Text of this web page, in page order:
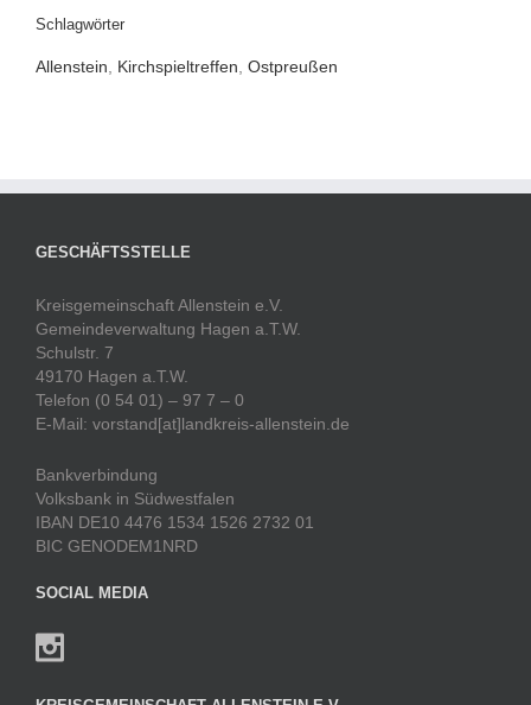
Schlagwörter
Allenstein Kirchspieltreffen Ostpreußen
GESCHÄFTSSTELLE
Kreisgemeinschaft Allenstein e.V.
Gemeindeverwaltung Hagen a.T.W.
Schulstr. 7
49170 Hagen a.T.W.
Telefon (0 54 01) – 97 7 – 0
E-Mail: vorstand[at]landkreis-allenstein.de
Bankverbindung
Volksbank in Südwestfalen
IBAN DE10 4476 1534 1526 2732 01
BIC GENODEM1NRD
SOCIAL MEDIA